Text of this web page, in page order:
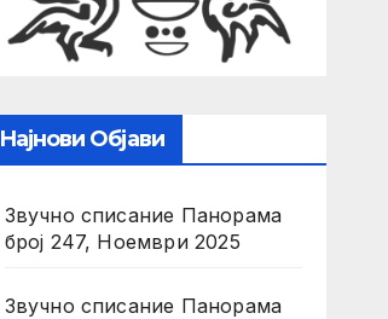
Најнови Објави
Звучно списание Панорама
број 247, Ноември 2025
Звучно списание Панорама